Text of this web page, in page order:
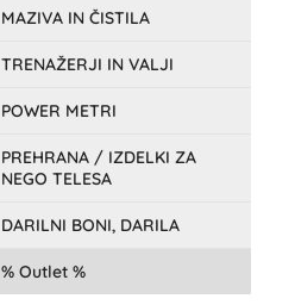
MAZIVA IN ČISTILA
TRENAŽERJI IN VALJI
POWER METRI
PREHRANA / IZDELKI ZA
NEGO TELESA
DARILNI BONI, DARILA
Outlet